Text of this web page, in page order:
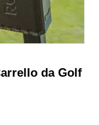
da Golf